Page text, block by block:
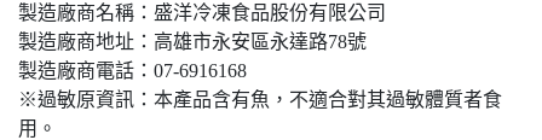
製造廠商名稱：盛洋冷凍食品股份有限公司
製造廠商地址：高雄市永安區永達路78號
製造廠商電話：07-6916168
※過敏原資訊：本產品含有魚，不適合對其過敏體質者食
用。